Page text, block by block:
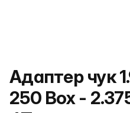
Име на
Адаптер чук
250 Box -